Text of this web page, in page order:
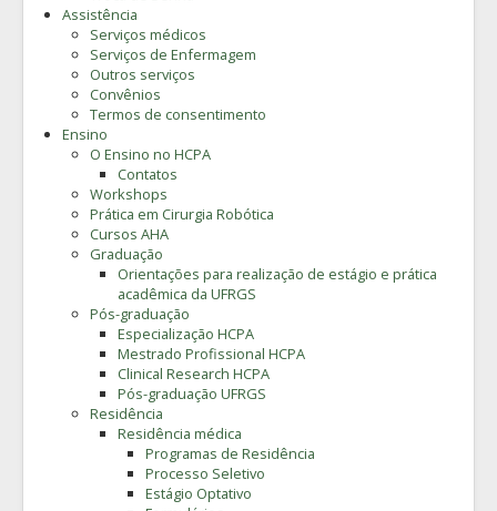
Assistência
Serviços médicos
Serviços de Enfermagem
Outros serviços
Convênios
Termos de consentimento
Ensino
O Ensino no HCPA
Contatos
Workshops
Prática em Cirurgia Robótica
Cursos AHA
Graduação
Orientações para realização de estágio e prática
acadêmica da UFRGS
Pós-graduação
Especialização HCPA
Mestrado Profissional HCPA
Clinical Research HCPA
Pós-graduação UFRGS
Residência
Residência médica
Programas de Residência
Processo Seletivo
Estágio Optativo